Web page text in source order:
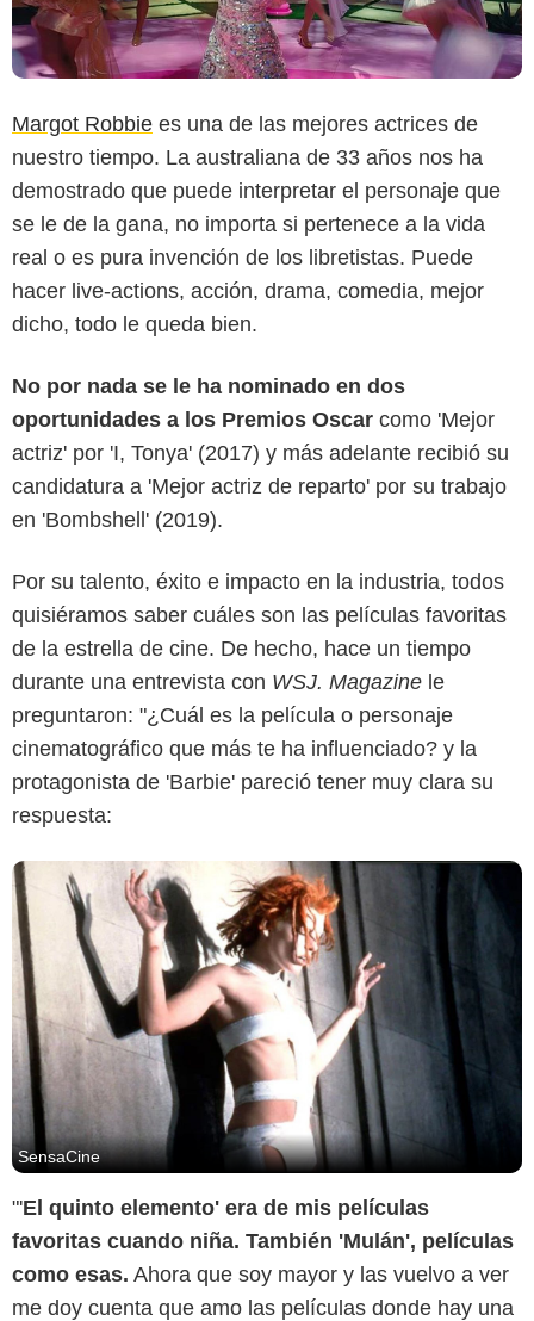
Margot Robbie es una de las mejores actrices de
nuestro tiempo. La australiana de 33 años nos ha
demostrado que puede interpretar el personaje que
se le de la gana, no importa si pertenece a la vida
real o es pura invención de los libretistas. Puede
hacer live-actions, acción, drama, comedia, mejor
dicho, todo le queda bien.
No por nada se le ha nominado en dos
oportunidades a los Premios Oscar como 'Mejor
actriz' por 'I, Tonya' (2017) y más adelante recibió su
candidatura a 'Mejor actriz de reparto' por su trabajo
en 'Bombshell' (2019).
Por su talento, éxito e impacto en la industria, todos
quisiéramos saber cuáles son las películas favoritas
de la estrella de cine. De hecho, hace un tiempo
durante una entrevista con WSJ. Magazine le
preguntaron: "¿Cuál es la película o personaje
cinematográfico que más te ha influenciado? y la
protagonista de 'Barbie' pareció tener muy clara su
respuesta:
SensaCine
"'El quinto elemento' era de mis películas
favoritas cuando niña. También 'Mulán', películas
como esas. Ahora que soy mayor y las vuelvo a ver
me doy cuenta que amo las películas donde hay una